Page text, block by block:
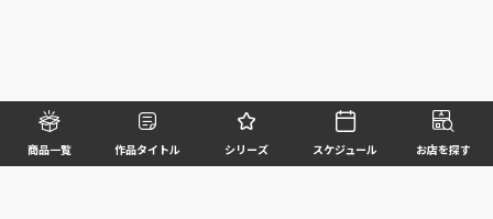
商品一覧 作品タイトル シリーズ スケジュール お店を探す